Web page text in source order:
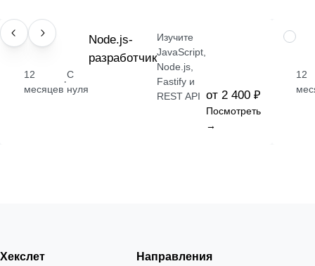
ПРОФЕССИЯ
12
месяцев
·
С
нуля
Node.js-
разработчик
Изучите
JavaScript,
Node.js,
Fastify и
REST API от 2 400 ₽
Посмотреть
→
12
Хекслет Направления